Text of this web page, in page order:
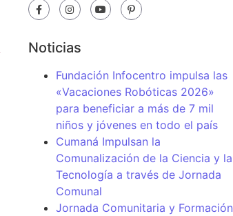
Noticias
Fundación Infocentro impulsa las
«Vacaciones Robóticas 2026»
para beneficiar a más de 7 mil
niños y jóvenes en todo el país
Cumaná Impulsan la
Comunalización de la Ciencia y la
Tecnología a través de Jornada
Comunal
Jornada Comunitaria y Formación